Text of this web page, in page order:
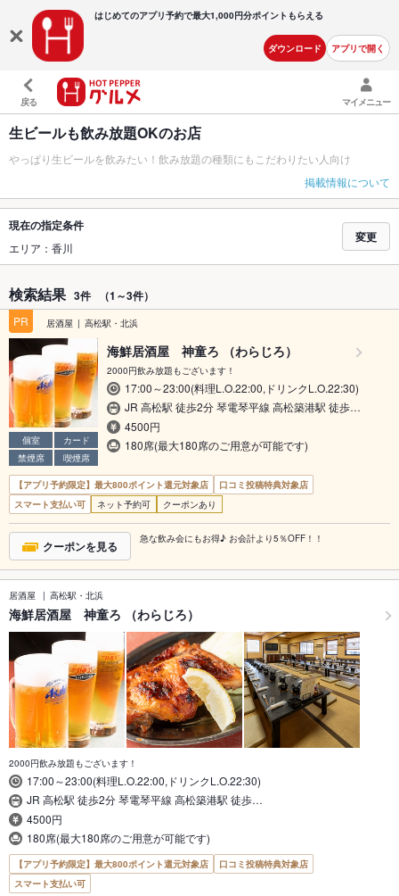
はじめてのアプリ予約で最大1,000円分ポイントもらえる
ダウンロード アプリで開く
戻る マイメニュー
生ビールも飲み放題OKのお店
やっぱり生ビールを飲みたい！飲み放題の種類にもこだわりたい人向け
掲載情報について
現在の指定条件
エリア：香川
変更
検索結果 3件 （1～3件）
PR 居酒屋 高松駅・北浜
個室
カード
禁煙席
喫煙席
海鮮居酒屋 神童ろ （わらじろ）
2000円飲み放題もございます！
17:00～23:00(料理L.O.22:00,ドリンクL.O.22:30)
JR 高松駅 徒歩2分 琴電琴平線 高松築港駅 徒歩…
4500円
180席(最大180席のご用意が可能です)
【アプリ予約限定】最大800ポイント還元対象店
口コミ投稿特典対象店
スマート支払い可
ネット予約可 クーポンあり
クーポンを見る 急な飲み会にもお得♪ お会計より5％OFF！！
居酒屋 高松駅・北浜
海鮮居酒屋 神童ろ （わらじろ）
2000円飲み放題もございます！
17:00～23:00(料理L.O.22:00,ドリンクL.O.22:30)
JR 高松駅 徒歩2分 琴電琴平線 高松築港駅 徒歩…
4500円
180席(最大180席のご用意が可能です)
【アプリ予約限定】最大800ポイント還元対象店
口コミ投稿特典対象店
スマート支払い可